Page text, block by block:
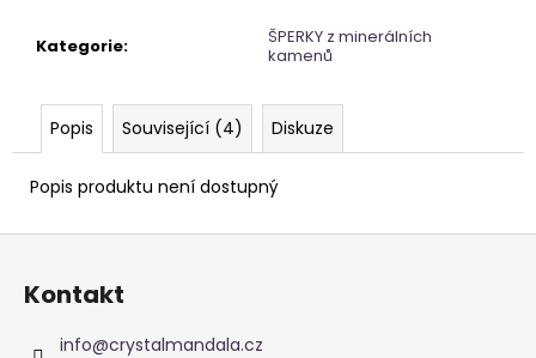
Kategorie:
ŠPERKY z minerálních
kamenů
Popis Související (4) Diskuze
Popis produktu není dostupný
Z
Kontakt
info@crystalmandala.cz